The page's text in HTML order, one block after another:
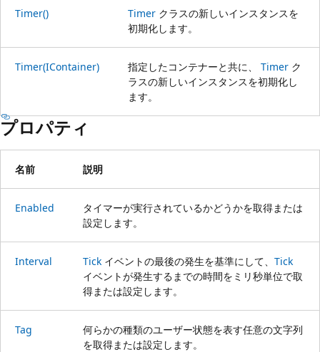
Timer() Timer クラスの新しいインスタンスを
初期化します。
Timer(IContainer) 指定したコンテナーと共に、 Timer ク
ラスの新しいインスタンスを初期化し
ます。
プロパティ
名前 説明
Enabled
タイマーが実行されているかどうかを取得または
設定します。
Interval Tick イベントの最後の発生を基準にして、 Tick
イベントが発生するまでの時間をミリ秒単位で取
得または設定します。
Tag
何らかの種類のユーザー状態を表す任意の文字列
を取得または設定します。